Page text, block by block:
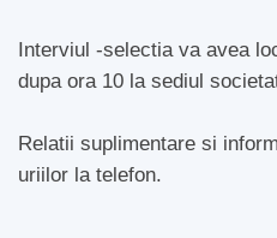
Interviul -selectia va avea
dupa ora 10 la sediul
Relatii suplimentare si
uriilor la telefon.